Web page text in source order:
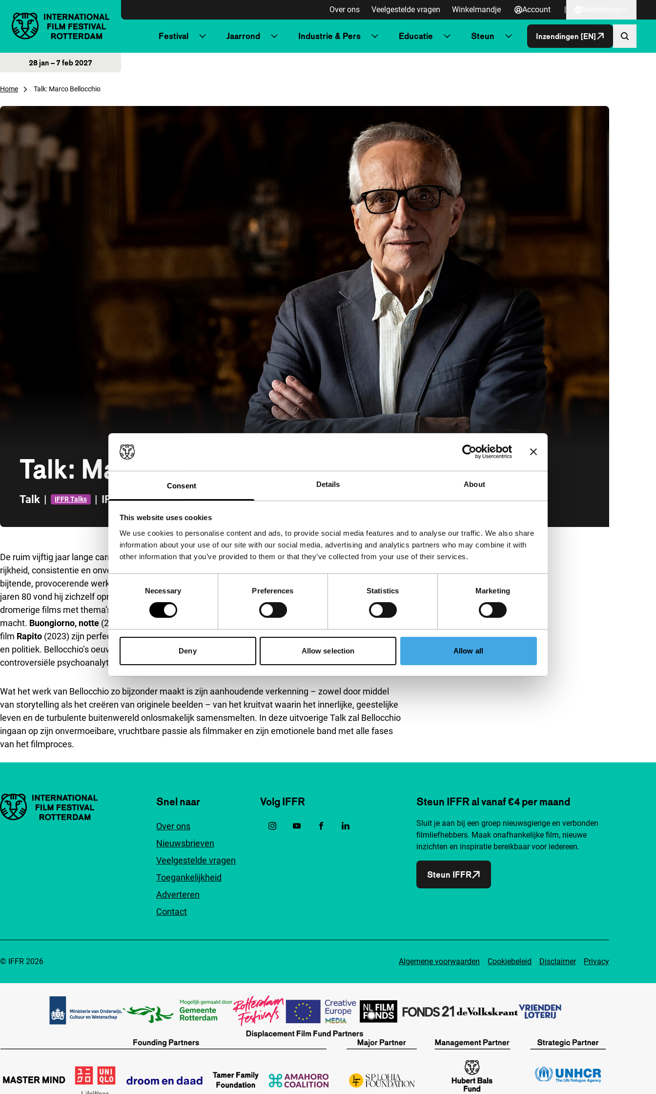
Consent Details About
This website uses cookies
We use cookies to personalise content and ads, to provide social media features and to analyse our traffic. We also share
information about your use of our site with our social media, advertising and analytics partners who may combine it with
other information that you’ve provided to them or that they’ve collected from your use of their services.
Necessary Preferences Statistics Marketing
Deny Allow selection Allow all
Over ons Veelgestelde vragen Winkelmandje Account |
Festival Jaarrond Industrie & Pers Educatie Steun Inzendingen [EN]
28 jan – 7 feb 2027
Home Talk: Marco Bellocchio
Talk: Marco Bellocchio
Talk | IFFR Talks | IFFR 2024
De ruim vijftig jaar lange carrière van de Italiaanse regisseur Marco Bellocchio vertoont een enorme
rijkheid, consistentie en onversaagdheid. Hij legde de antiautoritaire geest van de jaren 60 vast in
bijtende, provocerende werken als
jaren 80 vond hij zichzelf opnieuw uit metIl diavolo in corpo
(1986), wat de aanzet gaf tot een reeks
dromerige films met thema’s als identiteit, intermenselijke relaties, verlangen, seksualiteit en
macht. Buongiorno, notte (2003),
film Rapito (2023) zijn perfecte voorbeelden van zijn unieke kritische kijk op de Italiaanse geschiedenis
en politiek. Bellocchio’s oeuvre bestrijkt originele scenario’s, gezamenlijke projecten met de
controversiële psychoanalyticus Massimo Fagioli, boekverfilmingen en quasi-autobiografische films.
Wat het werk van Bellocchio zo bijzonder maakt is zijn aanhoudende verkenning – zowel door middel
van storytelling als het creëren van originele beelden – van het kruitvat waarin het innerlijke, geestelijke
leven en de turbulente buitenwereld onlosmakelijk samensmelten. In deze uitvoerige Talk zal Bellocchio
ingaan op zijn onvermoeibare, vruchtbare passie als filmmaker en zijn emotionele band met alle fases
van het filmproces.
Belangrijke links Snel naar
Over ons
Nieuwsbrieven
Veelgestelde vragen
Toegankelijkheid
Adverteren
Contact
Volg IFFR Steun IFFR al vanaf €4 per maand
Sluit je aan bij een groep nieuwsgierige en verbonden
filmliefhebbers. Maak onafhankelijke film, nieuwe
inzichten en inspiratie bereikbaar voor iedereen.
Steun IFFR
Algemene voorwaarden Cookiebeleid Disclaimer Privacy
© IFFR 2026